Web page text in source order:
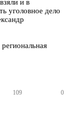
и в
уголовное дело
109 0